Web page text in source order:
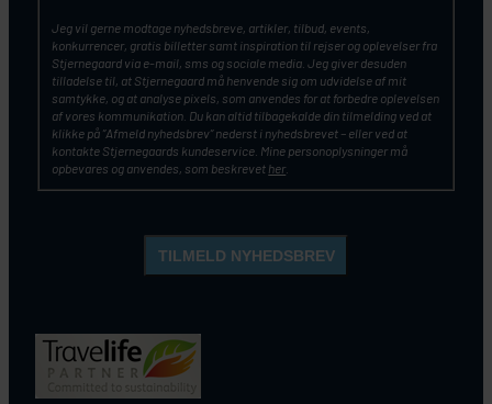
Jeg vil gerne modtage nyhedsbreve, artikler, tilbud, events,
konkurrencer, gratis billetter samt inspiration til rejser og oplevelser fra
Stjernegaard via e-mail, sms og sociale media. Jeg giver desuden
tilladelse til, at Stjernegaard må henvende sig om udvidelse af mit
samtykke, og at analyse pixels, som anvendes for at forbedre oplevelsen
af vores kommunikation. Du kan altid tilbagekalde din tilmelding ved at
klikke på ”Afmeld nyhedsbrev” nederst i nyhedsbrevet – eller ved at
kontakte Stjernegaards kundeservice. Mine personoplysninger må
opbevares og anvendes, som beskrevet her